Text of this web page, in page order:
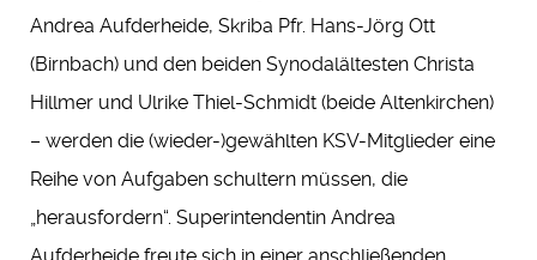
Andrea Aufderheide, Skriba Pfr. Hans-Jörg Ott
(Birnbach) und den beiden Synodalältesten Christa
Hillmer und Ulrike Thiel-Schmidt (beide Altenkirchen)
– werden die (wieder-)gewählten KSV-Mitglieder eine
Reihe von Aufgaben schultern müssen, die
„herausfordern“. Superintendentin Andrea